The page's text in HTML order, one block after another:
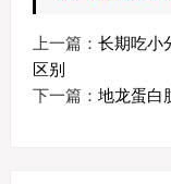
上一篇： 长期吃小
区别
下一篇： 地龙蛋白